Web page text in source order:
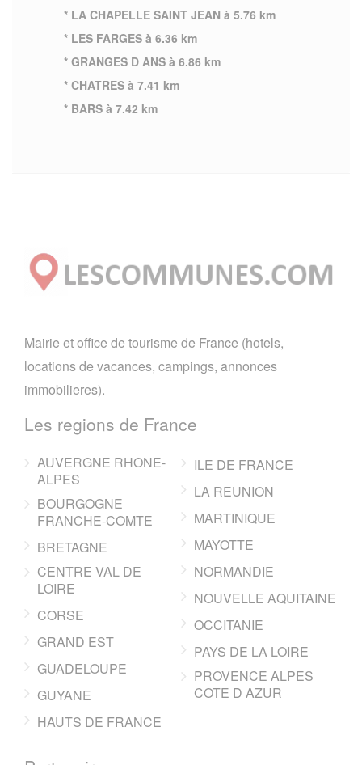
* LA CHAPELLE SAINT JEAN à 5.76 km
* LES FARGES à 6.36 km
* GRANGES D ANS à 6.86 km
* CHATRES à 7.41 km
* BARS à 7.42 km
Mairie et office de tourisme de France (hotels,
locations de vacances, campings, annonces
immobilieres).
Les regions de France
AUVERGNE RHONE-
ALPES
BOURGOGNE
FRANCHE-COMTE
BRETAGNE
CENTRE VAL DE
LOIRE
CORSE
GRAND EST
GUADELOUPE
GUYANE
HAUTS DE FRANCE
ILE DE FRANCE
LA REUNION
MARTINIQUE
MAYOTTE
NORMANDIE
NOUVELLE AQUITAINE
OCCITANIE
PAYS DE LA LOIRE
PROVENCE ALPES
COTE D AZUR